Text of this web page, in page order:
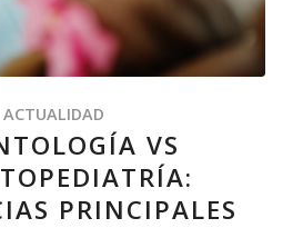
ACTUALIDAD
VS
PRINCIPALES